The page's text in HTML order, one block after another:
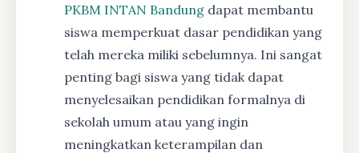
PKBM INTAN Bandung dapat membantu
siswa memperkuat dasar pendidikan yang
telah mereka miliki sebelumnya. Ini sangat
penting bagi siswa yang tidak dapat
menyelesaikan pendidikan formalnya di
sekolah umum atau yang ingin
meningkatkan keterampilan dan